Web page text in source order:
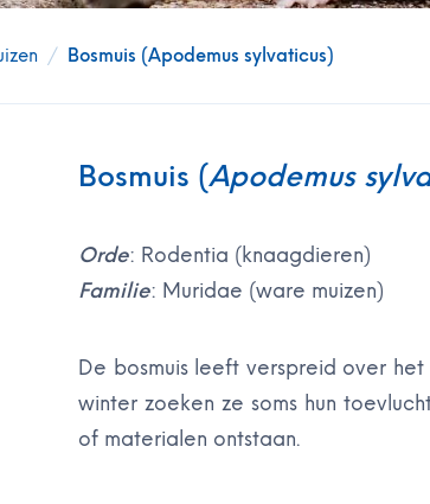
/ Bosmuis (Apodemus sylvaticus)
Bosmuis (Apodemus
Orde: Rodentia (knaagdieren)
Familie: Muridae (ware muizen)
De bosmuis leeft verspreid over
winter zoeken ze soms hun
of materialen ontstaan.